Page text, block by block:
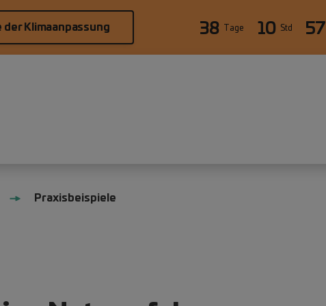
Klimaanpassung
38 Tage 10 Std 57
Praxisbeispiele